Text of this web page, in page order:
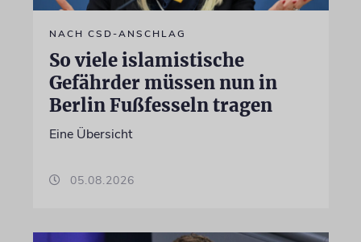
NACH CSD-ANSCHLAG
So viele islamistische
Gefährder müssen nun in
Berlin Fußfesseln tragen
Eine Übersicht
05.08.2026